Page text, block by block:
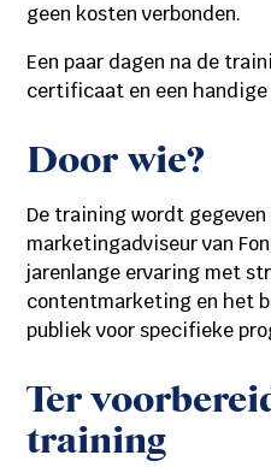
geen kosten verbonden.
Een paar dagen na de
certificaat en een
Door wie?
De training wordt
marketingadviseur van
jarenlange ervaring met
contentmarketing en het
publiek voor specifieke
Ter
training